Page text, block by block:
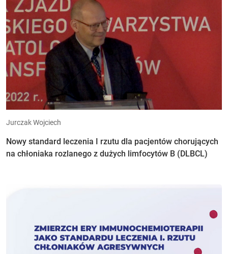
Jurczak Wojciech
Nowy standard leczenia I rzutu dla pacjentów chorujących
na chłoniaka rozlanego z dużych limfocytów B (DLBCL)